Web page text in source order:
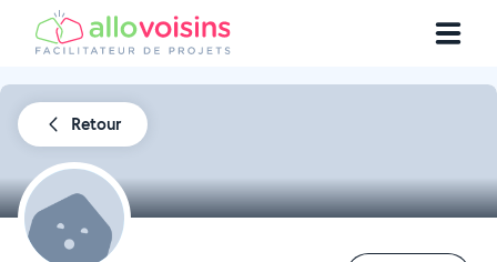
Retour